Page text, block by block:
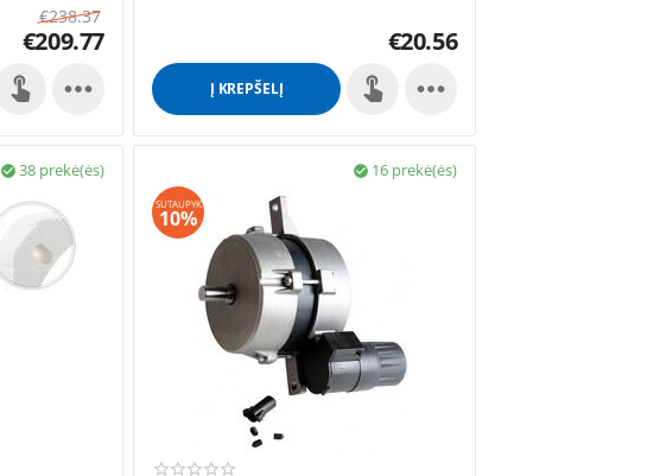
€238.37
€209.77

€20.56
Į KREPŠELĮ 
38 prekė(ės)
 16 prekė(ės)

SUTAUPYK
10%